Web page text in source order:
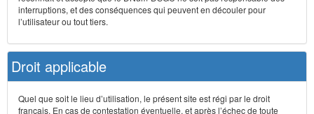
interruptions, et des conséquences qui peuvent en découler pour
l’utilisateur ou tout tiers.
Droit applicable
Quel que soit le lieu d’utilisation, le présent site est régi par le droit
français. En cas de contestation éventuelle, et après l’échec de toute